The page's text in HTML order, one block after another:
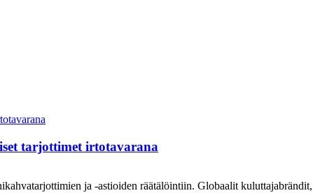
tarjottimet irtotavarana
ja -astioiden räätälöintiin. Globaalit